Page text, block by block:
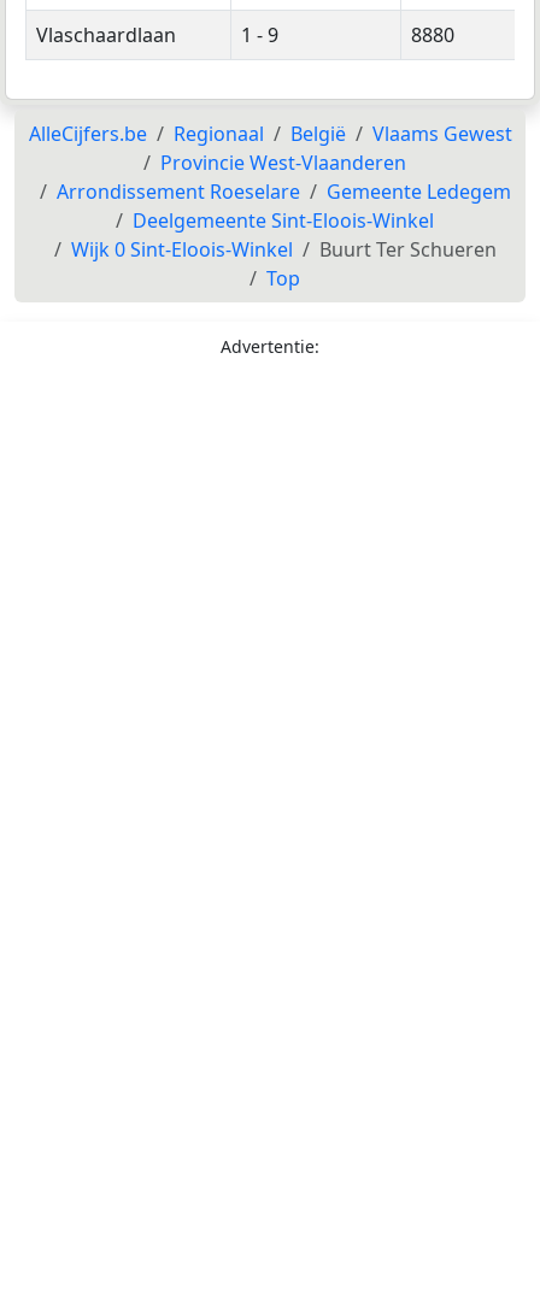
Vlaschaardlaan
1 - 9 8880
AlleCijfers.be Regionaal België
Vlaams Gewest
Provincie West-Vlaanderen
Arrondissement Roeselare
Gemeente Ledegem
Deelgemeente Sint-Eloois-Winkel
Wijk 0 Sint-Eloois-Winkel
Buurt Ter Schueren
Top
Advertentie: